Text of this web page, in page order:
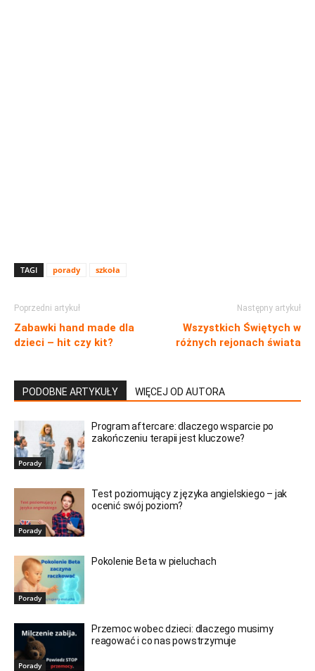
TAGI porady szkoła
Poprzedni artykuł
Zabawki hand made dla
dzieci – hit czy kit?
Następny artykuł
Wszystkich Świętych w
różnych rejonach świata
PODOBNE ARTYKUŁY WIĘCEJ OD AUTORA
Porady
Program aftercare: dlaczego wsparcie po
zakończeniu terapii jest kluczowe?
Porady
Test poziomujący z języka angielskiego – jak
ocenić swój poziom?
Porady
Pokolenie Beta w pieluchach
Porady
Przemoc wobec dzieci: dlaczego musimy
reagować i co nas powstrzymuje